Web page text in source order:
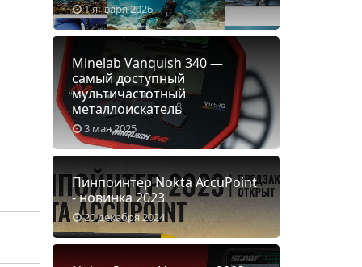
1 января 2026
3 мая 2025
Minelab Vanquish 340 —
самый доступный
мультичастотный
металлоискатель
20 декабря 2024
Пинпоинтер Nokta AccuPoint
- новинка 2023